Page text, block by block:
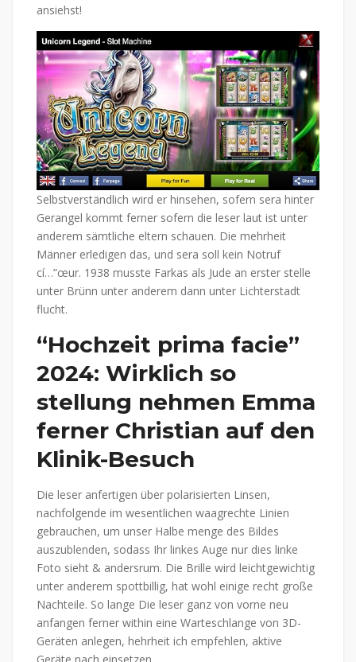
ansiehst!
Selbstverständlich wird er hinsehen, sofern sera hinter
Gerangel kommt ferner sofern die leser laut ist unter
anderem sämtliche eltern schauen. Die mehrheit
Männer erledigen das, und sera soll kein Notruf
cí…”œur. 1938 musste Farkas als Jude an erster stelle
unter Brünn unter anderem dann unter Lichterstadt
flucht.
“Hochzeit prima facie”
2024: Wirklich so
stellung nehmen Emma
ferner Christian auf den
Klinik-Besuch
Die leser anfertigen über polarisierten Linsen,
nachfolgende im wesentlichen waagrechte Linien
gebrauchen, um unser Halbe menge des Bildes
auszublenden, sodass Ihr linkes Auge nur dies linke
Foto sieht & andersrum. Die Brille wird leichtgewichtig
unter anderem spottbillig, hat wohl einige recht große
Nachteile. So lange Die leser ganz von vorne neu
anfangen ferner within eine Warteschlange von 3D-
Geräten anlegen, hehrheit ich empfehlen, aktive